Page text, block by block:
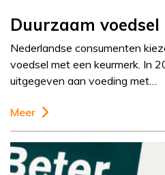
Duurzaam
Nederlandse consumenten
voedsel met een keurmerk. In
uitgegeven aan voeding met…
Meer